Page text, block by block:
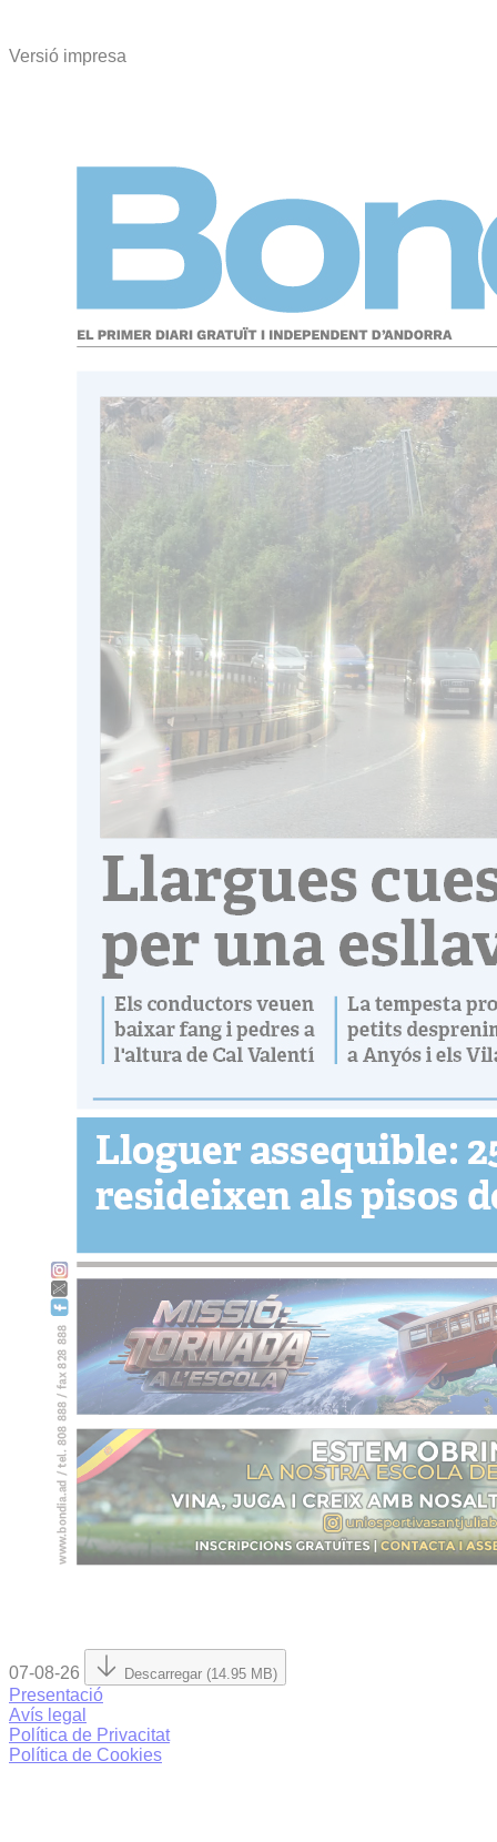
Versió impresa
07-08-26 Descarregar (14.95 MB)
Presentació
Avís legal
Política de Privacitat
Política de Cookies